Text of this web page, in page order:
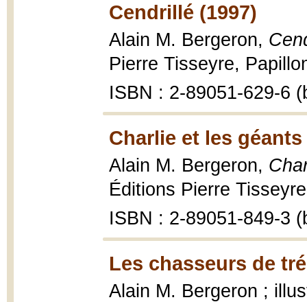
Cendrillé (1997)
Alain M. Bergeron,
Pierre Tisseyre,
ISBN : 2-89051-629-6
Charlie et les géants
Alain M. Bergeron,
Éditions Pierre
ISBN : 2-89051-849-3
Les chasseurs de
Alain M. Bergeron ;